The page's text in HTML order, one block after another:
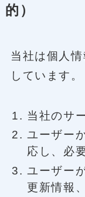
的）
当社は個人
しています。
当社のサ
ユーザー
応し、必
ユーザー
更新情報